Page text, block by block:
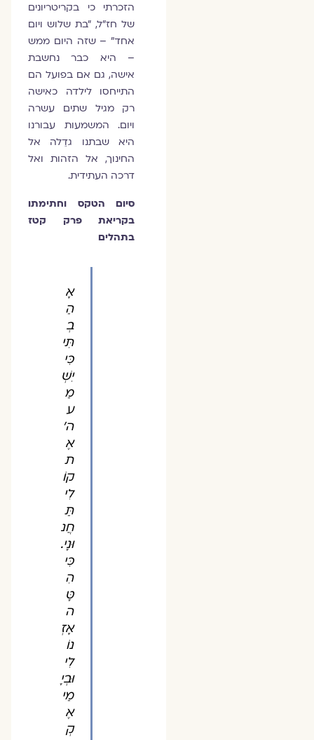
הזכרתי כי בקריטריונים
של חז"ל, "בת שלוש ויום
אחד" – שזה היום ממש
– היא כבר נחשבת
אישה, גם אם בפועל הם
התייחסו לילדה כאישה
רק מגיל שתים עשרה
ויום. המשמעות עבורנו
היא שבתנו גדֵלה אל
החינוך, אל הזהות ואל
דרכה העתידית.
סיום הטקס וחתימתו
בקריאת פרק קטז
בתהלים
אָ
הַ
בְ
תִּי
כִּי
יִשְׁ
מַ
ע
ה'
אֶ
ת
קוֹ
לִי
תַּ
חֲנ
וּנָי.
כִּי
הִ
טָּ
ה
אָזְ
נוֹ
לִי
וּבְיָ
מַי
אֶ
קְ